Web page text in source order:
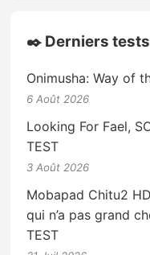
✒️ Derniers tests
Onimusha: Way of
6 Août 2026
Looking For Fael,
TEST
3 Août 2026
Mobapad Chitu2
qui n’a pas grand
TEST